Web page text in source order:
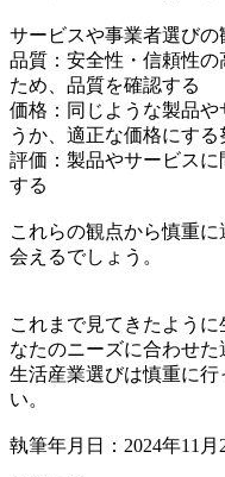
サービスや事業者選びの
品質：安全性・信頼性
ため、品質を確認する
価格：同じような製品
うか、適正な価格にす
評価：製品やサービス
する
これらの観点から慎重
会えるでしょう。
これまで見てきたよう
なたのニーズに合わせた
生活産業選びは慎重に
い。
執筆年月日：2024年11月